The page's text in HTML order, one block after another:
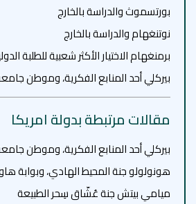
بورتسموث والدراسة بالخارج
نوتنغهام والدراسة بالخارج
برمنغهام الاختيار الأكثر شعبية للطلبة
بيركلي أحد المنابع الفكرية، وموطن
مقالات مرتبطة بدولة امريكا
بيركلي أحد المنابع الفكرية، وموطن
هونولولو جنة المحيط الهادي، وبوابة
ميامي بيتش جنة عُشّاق سِحر الطبيعة